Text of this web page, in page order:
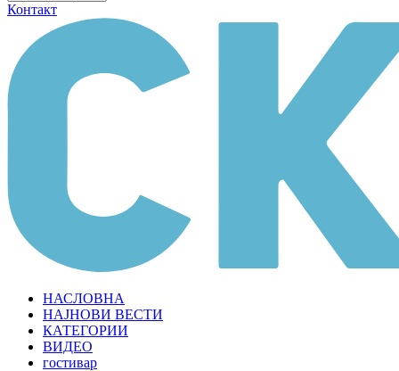
Контакт
НАСЛОВНА
НАЈНОВИ ВЕСТИ
КАТЕГОРИИ
ВИДЕО
гостивар